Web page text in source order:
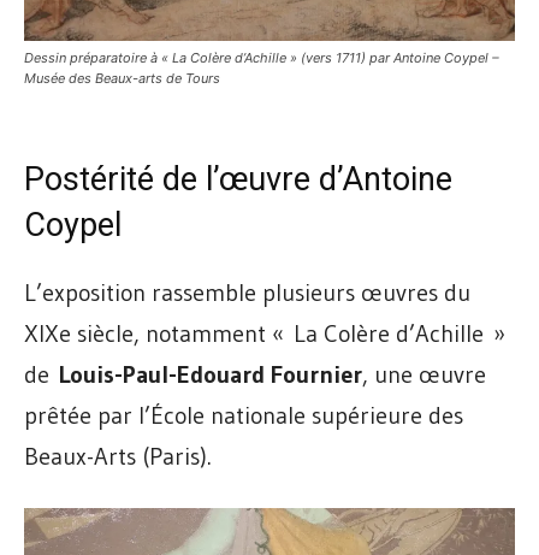
Dessin préparatoire à « La Colère d’Achille » (vers 1711) par Antoine Coypel –
Musée des Beaux-arts de Tours
Postérité de l’œuvre d’Antoine
Coypel
L’exposition rassemble plusieurs œuvres du
XIXe siècle, notamment « La Colère d’Achille »
de Louis-Paul-Edouard Fournier, une œuvre
prêtée par l’École nationale supérieure des
Beaux-Arts (Paris).